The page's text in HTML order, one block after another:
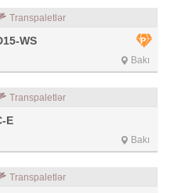
Transpaletlər
WS
Bakı
Transpaletlər
E
Bakı
Transpaletlər